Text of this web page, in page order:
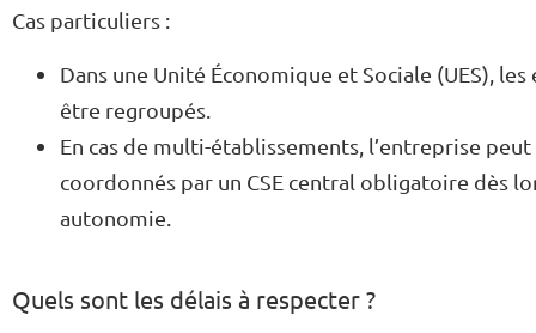
Cas particuliers :
Dans une Unité Économique et Sociale (UES),
être regroupés.
En cas de multi-établissements, l’entreprise peut
coordonnés par un CSE central obligatoire dès
autonomie.
Quels sont les délais à respecter ?